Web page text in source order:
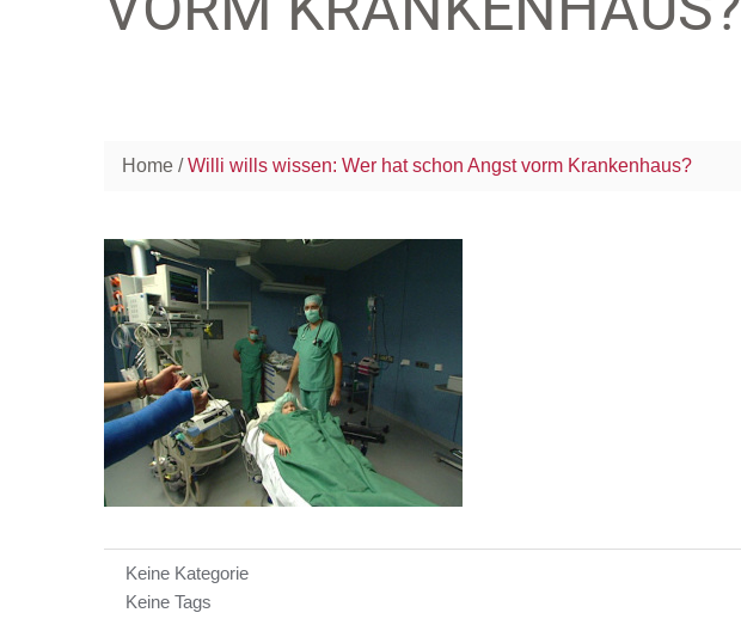
Home Willi wills wissen: Wer hat schon Angst vorm Krankenhaus?
Keine Kategorie
Keine Tags